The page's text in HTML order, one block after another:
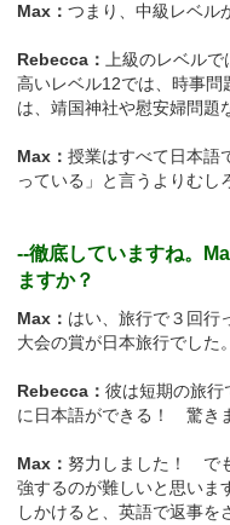
Max： つまり、中級レベル
Rebecca：
上級のレベル
高いレベル12では、時事
は、靖国神社や慰安婦問題
Max： 授業はすべて日本語
っている」と言うよりむし
--徹底していますね。
ますか？
Max： はい、旅行で３回行
大会の賞が日本旅行でした。
Rebecca： 彼は短期の旅行
に日本語ができる！ 驚き
Max： 努力しました！ で
強するのが難しいと思いま
しかけると、英語で返事